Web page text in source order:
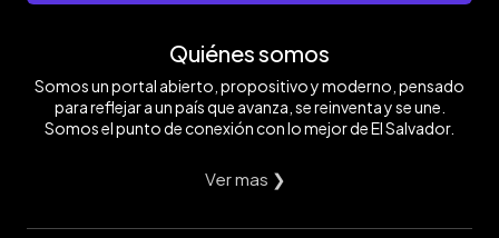
Quiénes somos
Somos un portal abierto, propositivo y moderno, pensado
para reflejar a un país que avanza, se reinventa y se une.
Somos el punto de conexión con lo mejor de El Salvador.
Ver mas ❯